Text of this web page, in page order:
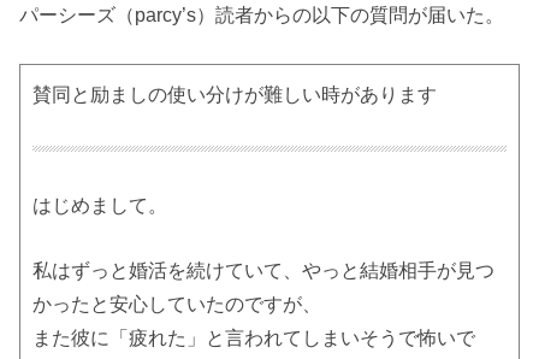
パーシーズ（parcy’s）読者からの以下の質問が届いた。
賛同と励ましの使い分けが難しい時があります
はじめまして。
私はずっと婚活を続けていて、やっと結婚相手が見つ
かったと安心していたのですが、
また彼に「疲れた」と言われてしまいそうで怖いで